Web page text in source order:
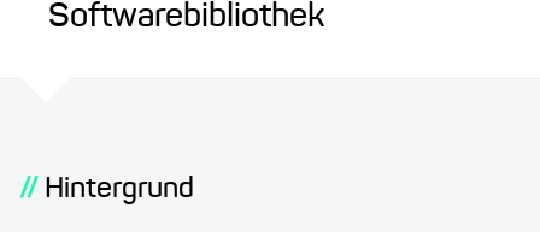
Softwarebibliothek
Hintergrund